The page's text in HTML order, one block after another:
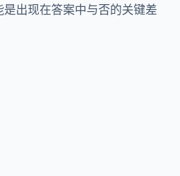
出现在答案中与否的关键差